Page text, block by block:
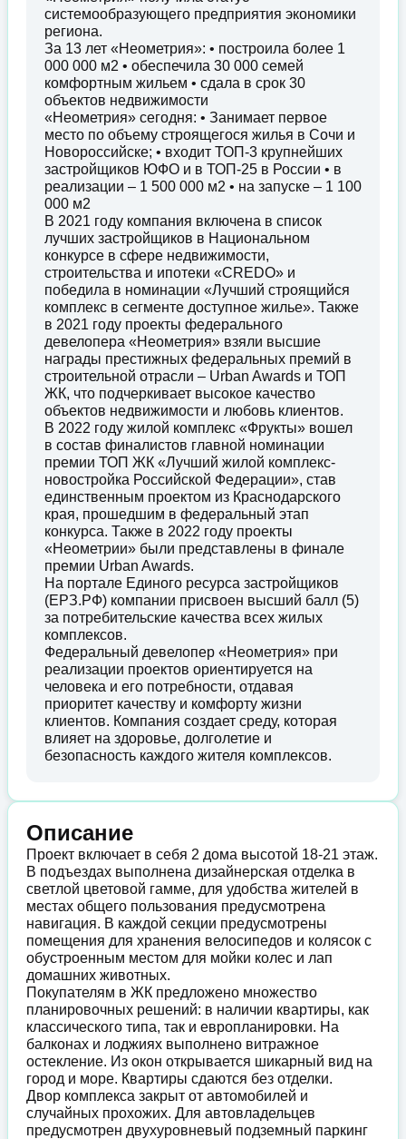
системообразующего предприятия экономики
региона.
За 13 лет «Неометрия»: • построила более 1
000 000 м2 • обеспечила 30 000 семей
комфортным жильем • сдала в срок 30
объектов недвижимости
«Неометрия» сегодня: • Занимает первое
место по объему строящегося жилья в Сочи и
Новороссийске; • входит ТОП-3 крупнейших
застройщиков ЮФО и в ТОП-25 в России • в
реализации – 1 500 000 м2 • на запуске – 1 100
000 м2
В 2021 году компания включена в список
лучших застройщиков в Национальном
конкурсе в сфере недвижимости,
строительства и ипотеки «CREDO» и
победила в номинации «Лучший строящийся
комплекс в сегменте доступное жилье». Также
в 2021 году проекты федерального
девелопера «Неометрия» взяли высшие
награды престижных федеральных премий в
строительной отрасли – Urban Awards и ТОП
ЖК, что подчеркивает высокое качество
объектов недвижимости и любовь клиентов.
В 2022 году жилой комплекс «Фрукты» вошел
в состав финалистов главной номинации
премии ТОП ЖК «Лучший жилой комплекс-
новостройка Российской Федерации», став
единственным проектом из Краснодарского
края, прошедшим в федеральный этап
конкурса. Также в 2022 году проекты
«Неометрии» были представлены в финале
премии Urban Awards.
На портале Единого ресурса застройщиков
(ЕРЗ.РФ) компании присвоен высший балл (5)
за потребительские качества всех жилых
комплексов.
Федеральный девелопер «Неометрия» при
реализации проектов ориентируется на
человека и его потребности, отдавая
приоритет качеству и комфорту жизни
клиентов. Компания создает среду, которая
влияет на здоровье, долголетие и
безопасность каждого жителя комплексов.
Описание
Проект включает в себя 2 дома высотой 18-21 этаж.
В подъездах выполнена дизайнерская отделка в
светлой цветовой гамме, для удобства жителей в
местах общего пользования предусмотрена
навигация. В каждой секции предусмотрены
помещения для хранения велосипедов и колясок с
обустроенным местом для мойки колес и лап
домашних животных.
Покупателям в ЖК предложено множество
планировочных решений: в наличии квартиры, как
классического типа, так и европланировки. На
балконах и лоджиях выполнено витражное
остекление. Из окон открывается шикарный вид на
город и море. Квартиры сдаются без отделки.
Двор комплекса закрыт от автомобилей и
случайных прохожих. Для автовладельцев
предусмотрен двухуровневый подземный паркинг